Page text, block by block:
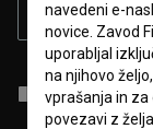
Sprejemam
obdelavo
navedeni e-
novice. Zavod
uporabljal
na njihovo
vprašanja in
povezavi z